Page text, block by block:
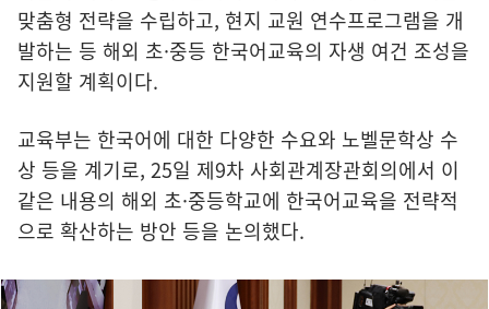
맞춤형 전략을 수립하고, 현지 교원 연수프로그램을 개
발하는 등 해외 초·중등 한국어교육의 자생 여건 조성을
지원할 계획이다.
교육부는 한국어에 대한 다양한 수요와 노벨문학상 수
상 등을 계기로, 25일 제9차 사회관계장관회의에서 이
같은 내용의 해외 초·중등학교에 한국어교육을 전략적
으로 확산하는 방안 등을 논의했다.